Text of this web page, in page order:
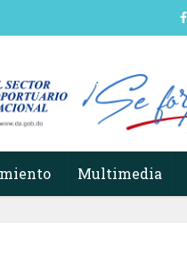
Multimedia